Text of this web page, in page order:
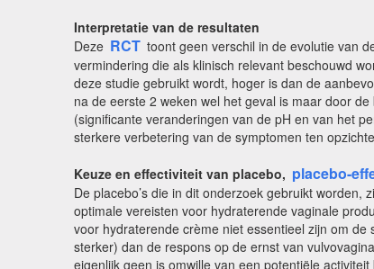
Interpretatie van de resultaten
Deze RCT toont geen verschil in de evolutie van
vermindering die als klinisch relevant beschouwd
deze studie gebruikt wordt, hoger is dan de
na de eerste 2 weken wel het geval is maar door
(significante veranderingen van de pH en van het
sterkere verbetering van de symptomen ten
Keuze en effectiviteit van placebo, placebo-
De placebo’s die in dit onderzoek gebruikt
optimale vereisten voor hydraterende vaginale
voor hydraterende crème niet essentieel zijn om
sterker) dan de respons op de ernst van
eigenlijk geen is omwille van een potentiële